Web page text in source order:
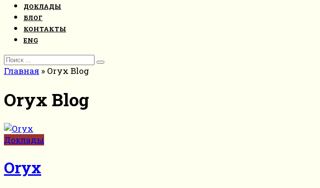
ДОКЛАДЫ
БЛОГ
КОНТАКТЫ
ENG
Search
for:
Главная » Oryx Blog
Oryx Blog
Доклады
Oryx